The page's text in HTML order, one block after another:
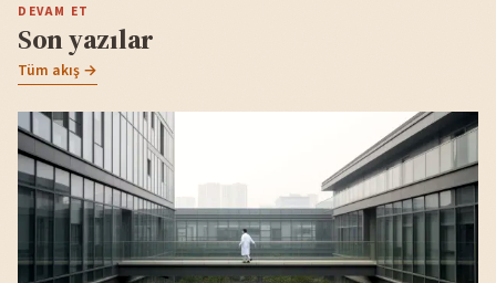
DEVAM ET
Son yazılar
Tüm akış →